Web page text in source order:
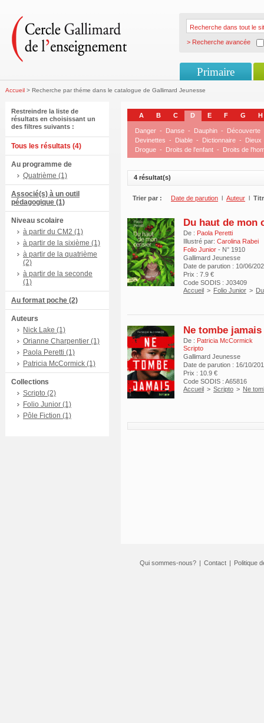
> Recherche avancée
Primaire
Accueil > Recherche par théme dans le catalogue de Gallimard Jeunesse
Restreindre la liste de
résultats en choisissant un
des filtres suivants :
Tous les résultats (4)
Au programme de
Quatrième (1)
Associé(s) à un outil
pédagogique (1)
Niveau scolaire
à partir du CM2 (1)
à partir de la sixième (1)
à partir de la quatrième
(2)
à partir de la seconde
(1)
Au format poche (2)
Auteurs
Nick Lake (1)
Orianne Charpentier (1)
Paola Peretti (1)
Patricia McCormick (1)
Collections
Scripto (2)
Folio Junior (1)
Pôle Fiction (1)
A B C D E F G H
Danger - Danse - Dauphin -
Découverte
Devinettes - Diable - Dictionnaire -
Dieux
Drogue - Droits de l'enfant - Droits de
4 résultat(s)
Trier par : Date de parution l Auteur l
Du haut de mon
De : Paola Peretti
Illustré par: Carolina Rabei
Folio Junior - N° 1910
Gallimard Jeunesse
Date de parution : 10/06/
Prix : 7.9 €
Code SODIS : J03409
Accueil > Folio Junior >
Ne tombe jamais
De : Patricia McCormick
Scripto
Gallimard Jeunesse
Date de parution : 16/10/
Prix : 10.9 €
Code SODIS : A65816
Accueil > Scripto > Ne
Qui sommes-nous? | Contact | Politique